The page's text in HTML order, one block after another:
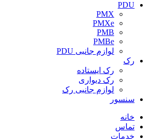
PDU
PMX
PMXe
PMB
PMBe
لوازم جانبی PDU
رک
رک ایستاده
رک دیواری
لوازم جانبی رک
سنسور
خانه
تماس
خدمات